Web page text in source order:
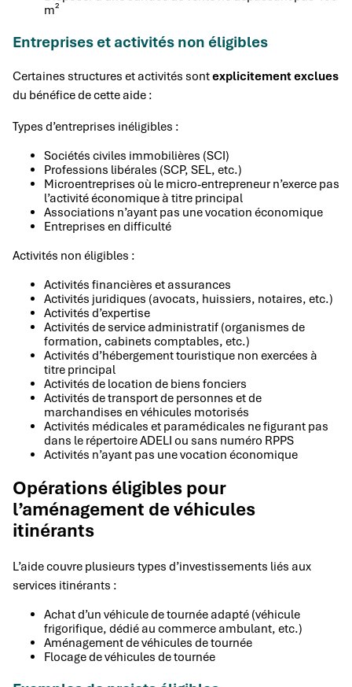
m²
Entreprises et activités non éligibles
Certaines structures et activités sontexplicitement exclues
du bénéfice de cette aide :
Types d’entreprises inéligibles :
Sociétés civiles immobilières (SCI)
Professions libérales (SCP, SEL, etc.)
Microentreprises où le micro-entrepreneur n’exerce pas
l’activité économique à titre principal
Associations n’ayant pas une vocation économique
Entreprises en difficulté
Activités non éligibles :
Activités financières et assurances
Activités juridiques (avocats, huissiers, notaires, etc.)
Activités d’expertise
Activités de service administratif (organismes de
formation, cabinets comptables, etc.)
Activités d’hébergement touristique non exercées à
titre principal
Activités de location de biens fonciers
Activités de transport de personnes et de
marchandises en véhicules motorisés
Activités médicales et paramédicales ne figurant pas
dans le répertoire ADELI ou sans numéro RPPS
Activités n’ayant pas une vocation économique
Opérations éligibles pour
l’aménagement de véhicules
itinérants
L’aide couvre plusieurs types d’investissements liés aux
services itinérants :
Achat d’un véhicule de tournée adapté (véhicule
frigorifique, dédié au commerce ambulant, etc.)
Aménagement de véhicules de tournée
Flocage de véhicules de tournée